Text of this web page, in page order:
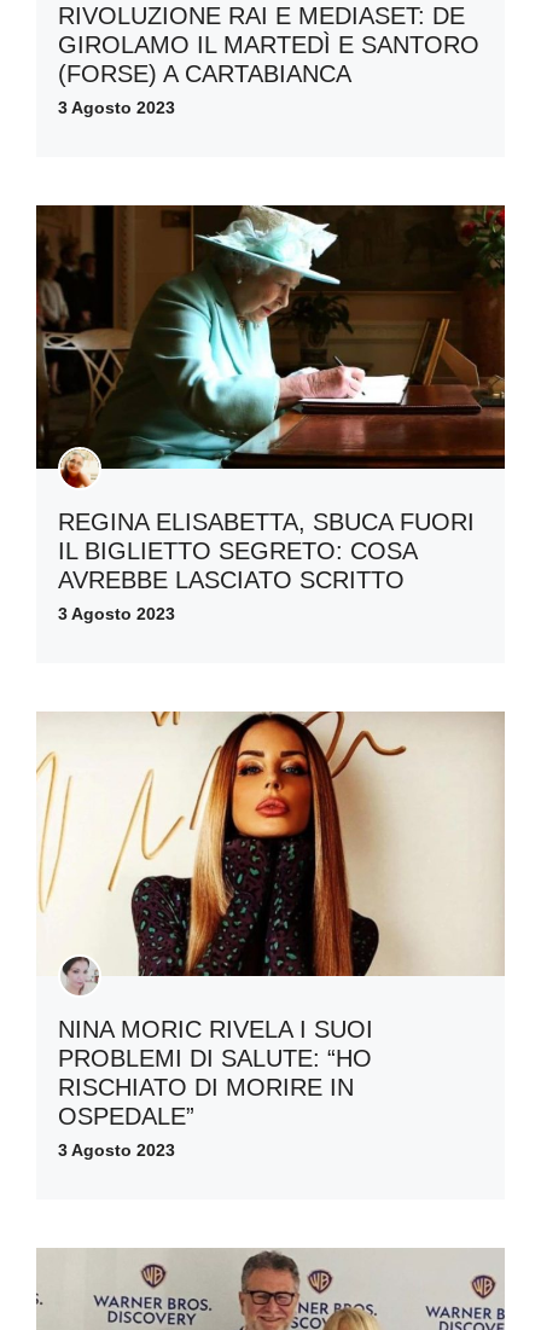
RIVOLUZIONE RAI E MEDIASET: DE
GIROLAMO IL MARTEDÌ E SANTORO
(FORSE) A CARTABIANCA
3 Agosto 2023
REGINA ELISABETTA, SBUCA FUORI
IL BIGLIETTO SEGRETO: COSA
AVREBBE LASCIATO SCRITTO
3 Agosto 2023
NINA MORIC RIVELA I SUOI
PROBLEMI DI SALUTE: “HO
RISCHIATO DI MORIRE IN
OSPEDALE”
3 Agosto 2023